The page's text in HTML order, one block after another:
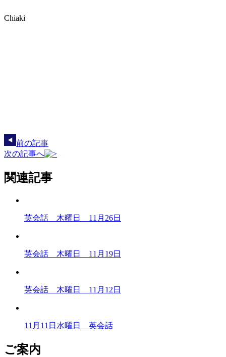
Chiaki
前の記事
次の記事へ
関連記事
英会話 木曜日 11月26日
英会話 木曜日 11月19日
英会話 木曜日 11月12日
11月11日水曜日 英会話
ご案内